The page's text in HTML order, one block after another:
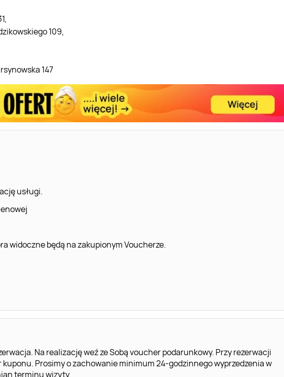
109,
147
usługi.
widoczne będą na zakupionym Voucherze.
Na realizację weź ze Sobą voucher podarunkowy. Przy rezerwacji
Prosimy o zachowanie minimum 24-godzinnego wyprzedzenia w
terminu wizyty.